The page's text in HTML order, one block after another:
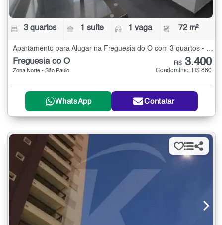
3 quartos 1 suíte 1 vaga 72 m²
Apartamento para Alugar na Freguesia do Ó com 3 quartos - 72 m²
Freguesia do Ó
Zona Norte - São Paulo
R$ 3.400
Condomínio: R$ 880
WhatsApp Contatar